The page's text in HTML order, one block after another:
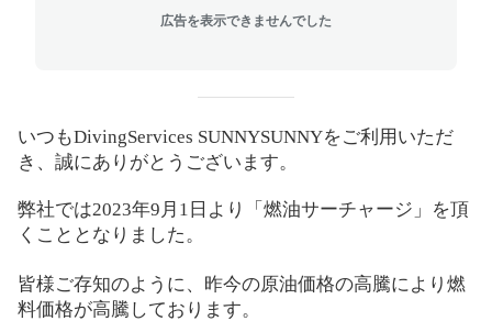
広告を表示できませんでした
いつもDivingServices SUNNYSUNNYをご利用いただ
き、誠にありがとうございます。
弊社では2023年9 月 1 日より「燃油サーチャージ」を頂
くこととなりました。
皆様ご存知のように、昨今の原油価格の高騰により燃
料価格が高騰しております。